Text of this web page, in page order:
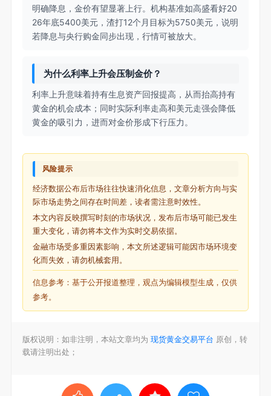
明确降息，金价有望显著上行。机构基准如高盛看好20
26年底5400美元，渣打12个月目标为5750美元，说明
若降息与央行购金同步出现，行情可被放大。
为什么利率上升会压制金价？
利率上升意味着持有生息资产回报提高，从而抬高持有
黄金的机会成本；同时实际利率走高和美元走强会降低
黄金的吸引力，进而对金价形成下行压力。
风险提示
经济数据公布后市场往往快速消化信息，文章分析方向与实
际市场走势之间存在时间差，读者需注意时效性。
本文内容反映撰写时刻的市场状况，发布后市场可能已发生
重大变化，请勿将本文作为实时交易依据。
金融市场受多重因素影响，本文所述逻辑可能因市场环境变
化而失效，请勿机械套用。
信息参考：基于公开报道整理，观点为编辑模型生成，仅供
参考。
版权说明：如非注明，本站文章均为 现货黄金交易平台 原创，转
载请注明出处；